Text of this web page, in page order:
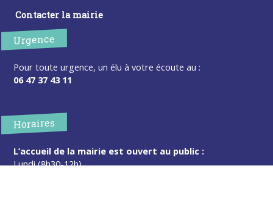
Contacter la mairie
Urgence
Pour toute urgence, un élu à votre écoute au :
06 47 37 43 11
Horaires
L’accueil de la mairie est ouvert au public :
Lundi (8h30-12h)